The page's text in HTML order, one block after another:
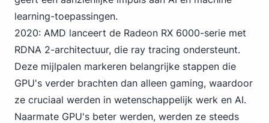
learning-toepassingen.
2020: AMD lanceert de Radeon RX 6000-serie met
RDNA 2-architectuur, die ray tracing ondersteunt.
Deze mijlpalen markeren belangrijke stappen die
GPU's verder brachten dan alleen gaming, waardoor
ze cruciaal werden in wetenschappelijk werk en AI.
Naarmate GPU's beter werden, werden ze steeds